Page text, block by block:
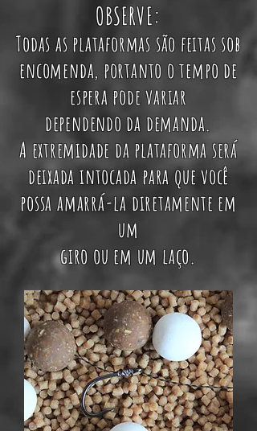
OBSERVE:
Todas as plataformas são feitas sob
encomenda, portanto o tempo de
espera pode variar
dependendo da demanda.
A extremidade da plataforma será
deixada intocada para que você
possa amarrá-la diretamente em
um
giro ou em um laço.